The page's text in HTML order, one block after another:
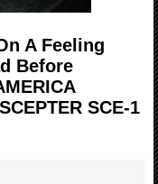
A Feeling
Before
SCE-1